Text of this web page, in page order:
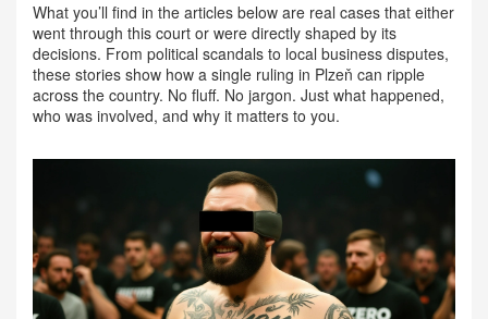
What you’ll find in the articles below are real cases that either
went through this court or were directly shaped by its
decisions. From political scandals to local business disputes,
these stories show how a single ruling in Plzeň can ripple
across the country. No fluff. No jargon. Just what happened,
who was involved, and why it matters to you.